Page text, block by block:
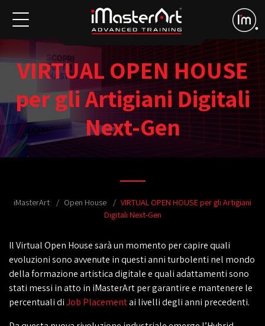
VIRTUAL OPEN HOUSE
per gli Artigiani Digitali
Next-Gen
iMasterArt Open House
VIRTUAL OPEN HOUSE per gli Artigiani
Digitali Next-Gen
Il Virtual Open House sarà un momento per capire quali
evoluzioni sono avvenute in questi anni turbolenti nel mondo
della formazione artistica digitale e quali adattamenti sono
stati messi in atto in iMasterArt per garantire e mantenere le
percentuali diJob Placementai livelli degli anni precedenti.